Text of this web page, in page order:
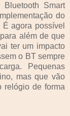
Smart
do
agora possível
além de que
ter um impacto
o BT sempre
Pequenas
mas que vão
relógio de forma